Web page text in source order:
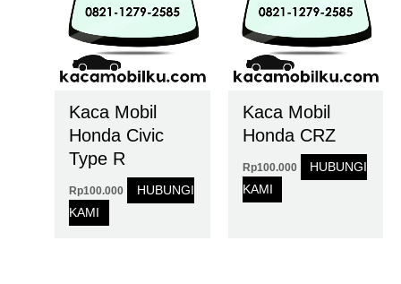
Kaca Mobil
Honda Civic
Type R
Rp100.000
HUBUNGI
KAMI
Kaca Mobil
Honda CRZ
Rp100.000
HUBUNGI
KAMI